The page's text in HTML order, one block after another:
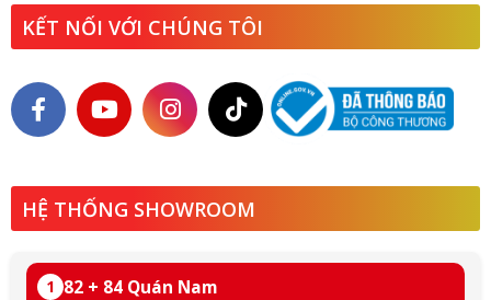
KẾT NỐI VỚI CHÚNG TÔI
HỆ THỐNG SHOWROOM
1 82 + 84 Quán Nam